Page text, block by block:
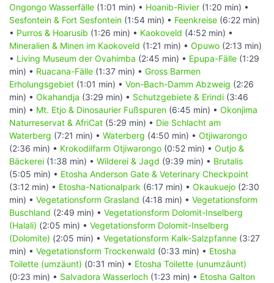
Ongongo Wasserfälle (1:01 min) • Hoanib-Rivier (1:20 min) •
Sesfontein & Fort Sesfontein (1:54 min) • Feenkreise (6:22 min)
• Purros & Hoarusib (1:26 min) • Kaokoveld (4:52 min) •
Mineralien & Minen im Kaokoveld (1:21 min) • Opuwo (2:13 min)
• Living Museum der Ovahimba (2:45 min) • Epupa-Fälle (1:29
min) • Ruacana-Fälle (1:37 min) • Gross Barmen
Erholungsgebiet (1:01 min) • Von-Bach-Damm Abzweig (2:26
min) • Okahandja (3:29 min) • Schutzgebiete & Erindi (3:46
min) • Mt. Etjo & Dinosaurier Fußspuren (6:45 min) • Okonjima
Naturreservat & AfriCat (5:29 min) • Die Schlacht am
Waterberg (7:21 min) • Waterberg (4:50 min) • Otjiwarongo
(2:36 min) • Krokodilfarm Otjiwarongo (0:52 min) • Outjo &
Bäckerei (1:38 min) • Wilderei & Jagd (9:39 min) • Brutalis
(5:05 min) • Etosha Anderson Gate & Veterinary Checkpoint
(3:12 min) • Etosha-Nationalpark (6:17 min) • Okaukuejo (2:30
min) • Vegetationsform Grasland (4:18 min) • Vegetationsform
Buschland (2:49 min) • Vegetationsform Dolomit-Inselberg
(Halali) (2:05 min) • Vegetationsform Dolomit-Inselberg
(Dolomite) (2:05 min) • Vegetationsform Kalk-Salzpfanne (3:27
min) • Vegetationsform Trockenwald (0:33 min) • Etosha
Toilette (umzäunt) (0:31 min) • Etosha Toilette (unumzäunt)
(0:23 min) • Salvadora Wasserloch (1:23 min) • Etosha Galton